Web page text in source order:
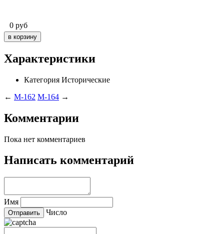
0 руб
Характеристики
Категория Исторические
← M-162 M-164 →
Комментарии
Пока нет комментариев
Написать комментарий
Имя
Число